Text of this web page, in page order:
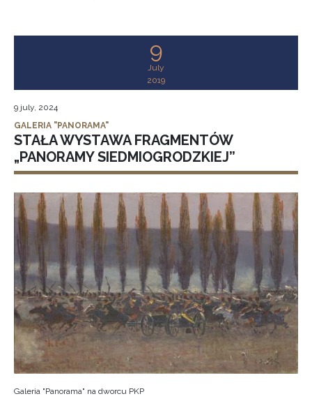
9
July
2019
9 july, 2024
GALERIA "PANORAMA"
STAŁA WYSTAWA FRAGMENTÓW
„PANORAMY SIEDMIOGRODZKIEJ”
Galeria "Panorama" na dworcu PKP